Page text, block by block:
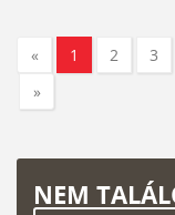
« 1 2 3
»
NEM